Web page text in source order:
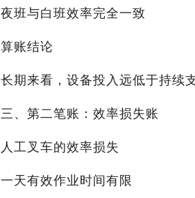
夜班与白班效率完全一致
算账结论
长期来看，设备投入远低于持续
三、第二笔账：效率损失账
人工叉车的效率损失
一天有效作业时间有限